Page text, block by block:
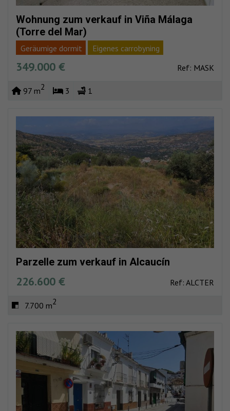
Wohnung zum verkauf in Viña Málaga
(Torre del Mar)
Geräumige dormit
Eigenes carrobyning
Fácil aparcar
Strand ganz in der nähe
Volles zentrum
349.000 € Ref: MASK
97 m2 3 1
Parzelle zum verkauf in Alcaucín
226.600 € Ref: ALCTER
7.700 m2